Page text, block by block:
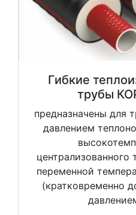
Гибкие
трубы
предназначены для
давлением
централизованного
переменной
(кратковременно